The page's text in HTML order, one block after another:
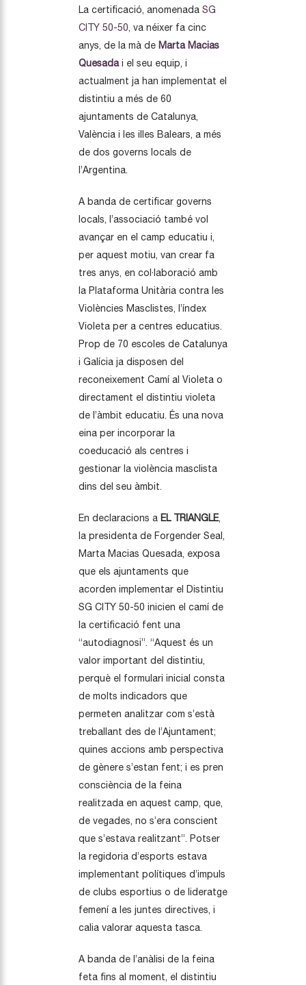
La certificació, anomenada SG
CITY 50-50, va néixer fa cinc
anys, de la mà de Marta Macias
Quesada i el seu equip, i
actualment ja han implementat el
distintiu a més de 60
ajuntaments de Catalunya,
València i les illes Balears, a més
de dos governs locals de
l’Argentina.
A banda de certificar governs
locals, l’associació també vol
avançar en el camp educatiu i,
per aquest motiu, van crear fa
tres anys, en col·laboració amb
la Plataforma Unitària contra les
Violències Masclistes, l’índex
Violeta per a centres educatius.
Prop de 70 escoles de Catalunya
i Galícia ja disposen del
reconeixement Camí al Violeta o
directament el distintiu violeta
de l’àmbit educatiu. És una nova
eina per incorporar la
coeducació als centres i
gestionar la violència masclista
dins del seu àmbit.
En declaracions a EL TRIANGLE,
la presidenta de Forgender Seal,
Marta Macias Quesada, exposa
que els ajuntaments que
acorden implementar el Distintiu
SG CITY 50-50 inicien el camí de
la certificació fent una
“autodiagnosi”. “Aquest és un
valor important del distintiu,
perquè el formulari inicial consta
de molts indicadors que
permeten analitzar com s’està
treballant des de l’Ajuntament;
quines accions amb perspectiva
de gènere s’estan fent; i es pren
consciència de la feina
realitzada en aquest camp, que,
de vegades, no s’era conscient
que s’estava realitzant”. Potser
la regidoria d’esports estava
implementant polítiques d’impuls
de clubs esportius o de lideratge
femení a les juntes directives, i
calia valorar aquesta tasca.
A banda de l’anàlisi de la feina
feta fins al moment, el distintiu